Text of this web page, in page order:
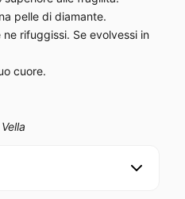
pelle di diamante.
rifuggissi. Se evolvessi in
cuore.